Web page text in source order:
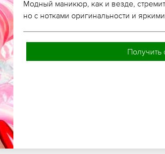
Модный маникюр, как и везде,
но с нотками оригинальности и
Получить